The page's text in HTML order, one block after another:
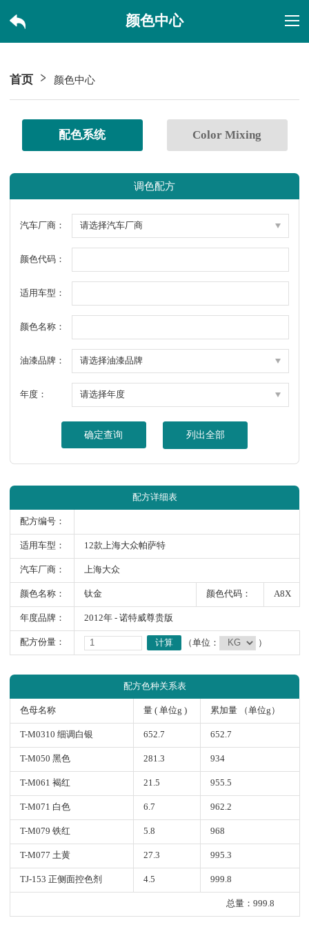
颜色中心
首页 颜色中心
配色系统 Color Mixing
调色配方
汽车厂商：
颜色代码：
适用车型：
颜色名称：
油漆品牌：
年度：
确定查询 列出全部
配方详细表
配方编号：
适用车型： 12款上海大众帕萨特
汽车厂商： 上海大众
颜色名称： 钛金 颜色代码： A8X
年度品牌： 2012年 - 诺特威尊贵版
配方份量： 计算 （单位： ）
配方色种关系表
色母名称 量 ( 单位g ) 累加量 （单位g）
T-M0310 细调白银 652.7 652.7
T-M050 黑色 281.3 934
T-M061 褐红 21.5 955.5
T-M071 白色 6.7 962.2
T-M079 铁红 5.8 968
T-M077 土黄 27.3 995.3
TJ-153 正侧面控色剂 4.5 999.8
总量：999.8